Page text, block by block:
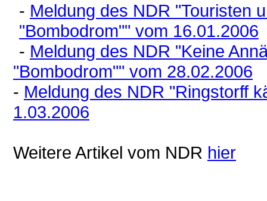
- Meldung des NDR "Touristen
"Bombodrom"" vom 16.01.2006
- Meldung des NDR "Keine
"Bombodrom"" vom 28.02.2006
- Meldung des NDR "Ringstorff
1.03.2006
Weitere Artikel vom NDR hier